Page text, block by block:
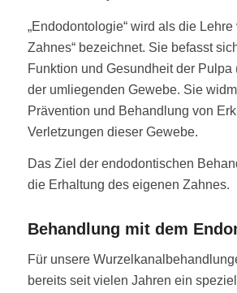
„Endodontologie“ wird als die Lehre
Zahnes“ bezeichnet. Sie befasst
Funktion und Gesundheit der Pulpa
der umliegenden Gewebe. Sie
Prävention und Behandlung von
Verletzungen dieser Gewebe.
Das Ziel der endodontischen
die Erhaltung des eigenen Zahnes.
Behandlung mit dem
Für unsere
bereits seit vielen Jahren ein